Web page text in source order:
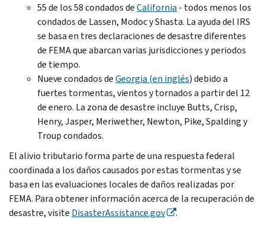
55 de los 58 condados deCalifornia - todos menos los
condados de Lassen, Modocy Shasta. La ayuda del IRS
se basa en tres declaraciones de desastre diferentes
de FEMA que abarcan varias jurisdicciones y periodos
de tiempo.
Nueve condados deGeorgia (en inglés) debido a
fuertes tormentas, vientos y tornados a partir del 12
de enero. La zona de desastre incluye Butts, Crisp,
Henry, Jasper, Meriwether, Newton, Pike, Spaldingy
Troupcondados.
El alivio tributario forma parte de una respuesta federal
coordinada a los daños causados por estas tormentas y se
basa en las evaluaciones locales de daños realizadas por
FEMA. Para obtener información acerca de la recuperación de
desastre, visite DisasterAssistance.gov .